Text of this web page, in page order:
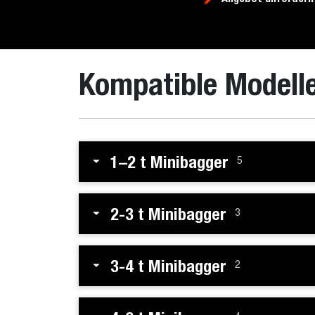
Kompatible
1–2 t Minibagger 5
2-3 t Minibagger 3
3-4 t Minibagger 2